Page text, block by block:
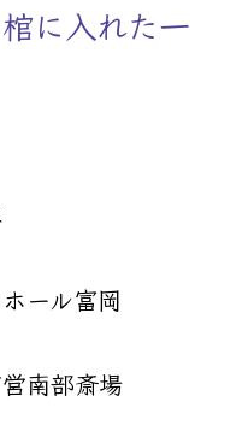
に入れた一
ール富岡
南部斎場